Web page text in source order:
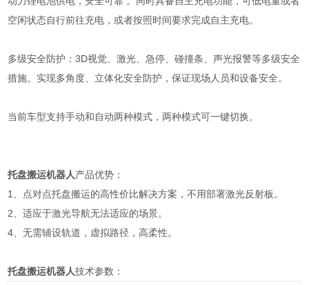
空闲状态自行前往充电，或者按照时间要求完成自主充电。
多级安全防护：3D视觉、激光、急停、碰撞条、声光报警等多级安全
措施。实现多角度、立体化安全防护，保证现场人员和设备安全。
当前车型支持手动和自动两种模式，两种模式可一键切换。
托盘搬运机器人产品优势：
1、点对点托盘搬运的高性价比解决方案，不用部署激光反射板。
2、适应于激光导航无法适应的场景。
4、无需辅设轨道，虚拟路径，高柔性。
托盘搬运机器人技术参数：